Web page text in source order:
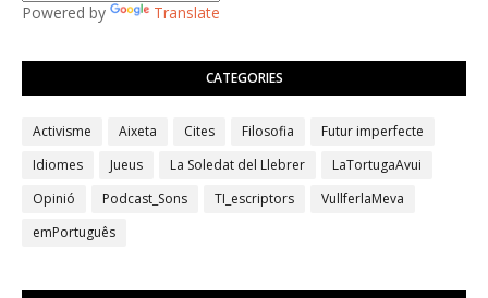
Powered by Translate
CATEGORIES
Activisme Aixeta Cites Filosofia
Futur imperfecte
Idiomes
Jueus La Soledat del Llebrer
LaTortugaAvui
Opinió
Podcast_Sons TI_escriptors
VullferlaMeva
emPortuguês